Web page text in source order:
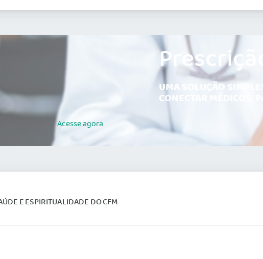
Acesseagora
UMA SOLUÇÃO
CONECTAR MÉDICOS,
E ESPIRITUALIDADE DO CFM